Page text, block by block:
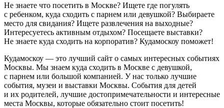
Не знаете что посетить в Москве? Ищете где погулять
с ребенком, куда сходить с парнем или девушкой? Выбираете
место для свидания? Ищете развлечения на выходные?
Интересуетесь активным отдыхом? Посещаете выставки?
Не знаете куда сходить на корпоратив? Кудамоскоу поможет!
Кудамоскоу — это лучший сайт о самых интересных событиях
Москвы. Мы знаем куда сходить в Москве с девушкой,
с парнем или большой компанией. У нас только лучшие
события, музеи и выставки Москвы. События для детей
и их родителей, лучшие достопримечательности и интересные
места Москвы, которые обязательно стоит посетить!